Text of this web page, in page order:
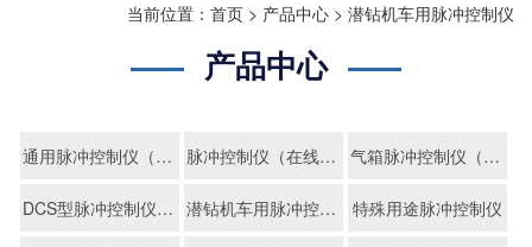
当前位置： 首页 > 产品中心 > 潜钻机车用脉冲控制仪
产品中心
通用脉冲控制仪（万能型） 脉冲控制仪（在线式） 气箱脉冲控制仪（离线式）
DCS型脉冲控制仪（带中控接口） 潜钻机车用脉冲控制仪 特殊用途脉冲控制仪